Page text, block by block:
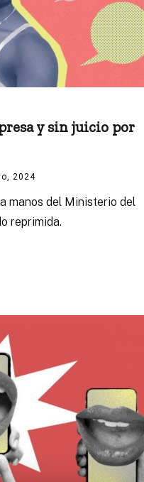
y sin juicio por
2024
manos del Ministerio del
reprimida.